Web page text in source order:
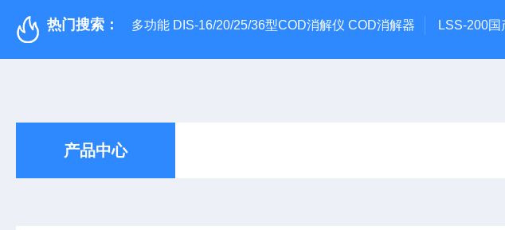
热门搜索： 多功能 DIS-16/20/25/36型COD消解仪 COD消解器 LSS-200
产品中心